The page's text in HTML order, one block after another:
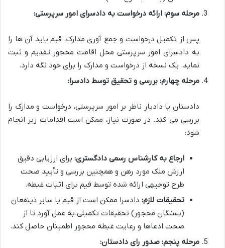
مرحله سوم: ارائه درخواست به دادسرای امور سرپرستی:
پس از تکمیل درخواست و جمع آوری مدارک، قیم باید آن ها را
به دادسرای امور سرپرستی محل اقامت محجور تقدیم و ثبت
نماید. یک نسخه از درخواست و مدارک را برای خود نگه دارد.
مرحله چهارم: بررسی و تحقیق توسط دادسرا:
دادستان یا دادیار ناظر بر امور سرپرستی، درخواست و مدارک را
بررسی می کند. در صورت نیاز، ممکن است اقدامات زیر انجام
شود:
ارجاع به کارشناس رسمی دادگستری: برای ارزیابی دقیق
ارزش ملک مورد رهن و همچنین بررسی و تأیید صحت
طرح توجیهی ارائه شده توسط قیم برای اثبات غبطه.
تحقیقات لازم: دادسرا ممکن است از قیم یا سایر ذینفعان
(بستگان محجور) تحقیقات تکمیلی به عمل آورد تا از
صحت ادعاها و رعایت غبطه محجور اطمینان حاصل کند.
مرحله پنجم: صدور رای دادستان: